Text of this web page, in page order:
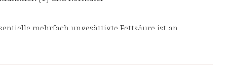
mehrfach ungesättigte Fettsäure ist an